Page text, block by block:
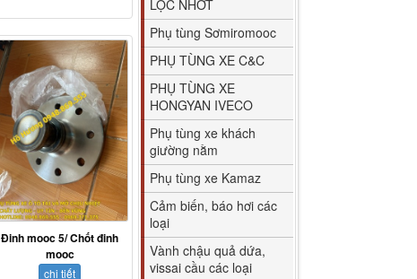
Đinh mooc 5/ Chốt đinh
mooc
chi tiết
LỌC NHỚT
Phụ tùng Sơmiromooc
PHỤ TÙNG XE C&C
PHỤ TÙNG XE
HONGYAN IVECO
Phụ tùng xe khách
giường nằm
Phụ tùng xe Kamaz
Cảm biến, báo hơi các
loại
Vành chậu quả dứa,
vissai cầu các loại